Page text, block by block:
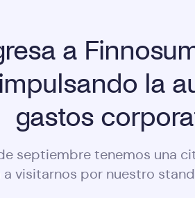
a
la
gastos
septiembre tenemos una
a visitarnos por nuestro